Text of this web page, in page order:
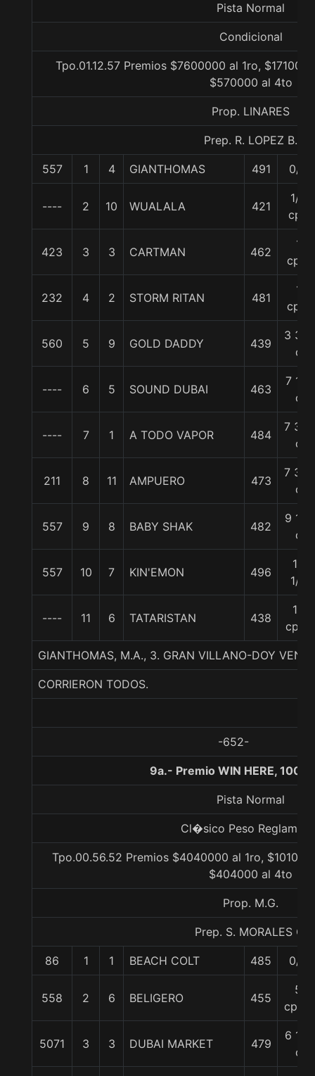
Pista Normal
Condicional
Tpo.01.12.57 Premios $7600000 al 1ro,
$570000 al 4to
Prop. LINARES
Prep. R. LOPEZ B.
557 1 4 GIANTHOMAS 491 0/0
---- 2 10 WUALALA 421
1/2
cpo
423 3 3 CARTMAN 462
1
cpo.
232 4 2 STORM RITAN 481
1
cpo.
560 5 9 GOLD DADDY 439
3 3/4
c
---- 6 5 SOUND DUBAI 463
7 1/4
c
---- 7 1 A TODO VAPOR 484
7 3/4
c
211 8 11 AMPUERO 473
7 3/4
c
557 9 8 BABY SHAK 482
9 1/2
c
557 10 7 KIN'EMON 496
10
1/2
---- 11 6 TATARISTAN 438
19
cpos
GIANTHOMAS, M.A., 3. GRAN VILLANO-DOY
CORRIERON TODOS.
-652-
9a.- Premio WIN HERE, 1000
Pista Normal
Cl�sico Peso
Tpo.00.56.52 Premios $4040000 al 1ro,
$404000 al 4to
Prop. M.G.
Prep. S. MORALES G.
86 1 1 BEACH COLT 485 0/0
558 2 6 BELIGERO 455
5
cpos.
5071 3 3 DUBAI MARKET 479
6 1/4
c